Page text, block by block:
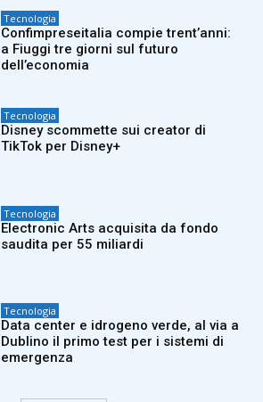
Tecnologia
Confimpreseitalia compie trent’anni:
a Fiuggi tre giorni sul futuro
dell’economia
Tecnologia
Disney scommette sui creator di
TikTok per Disney+
Tecnologia
Electronic Arts acquisita da fondo
saudita per 55 miliardi
Tecnologia
Data center e idrogeno verde, al via a
Dublino il primo test per i sistemi di
emergenza